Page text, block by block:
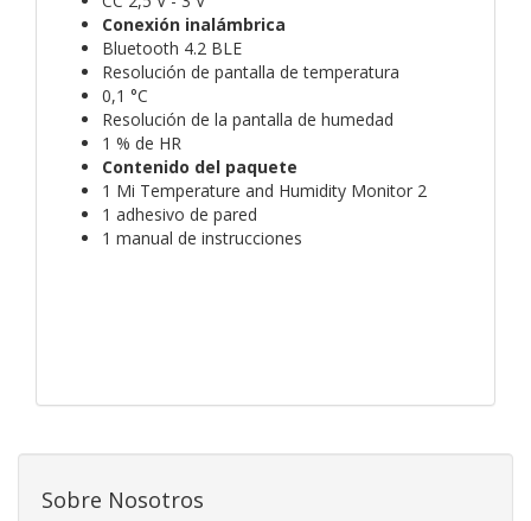
Conexión inalámbrica
Bluetooth 4.2 BLE
Resolución de pantalla de temperatura
0,1 °C
Resolución de la pantalla de humedad
1 % de HR
Contenido del paquete
1 Mi Temperature and Humidity Monitor 2
1 adhesivo de pared
1 manual de instrucciones
Sobre Nosotros